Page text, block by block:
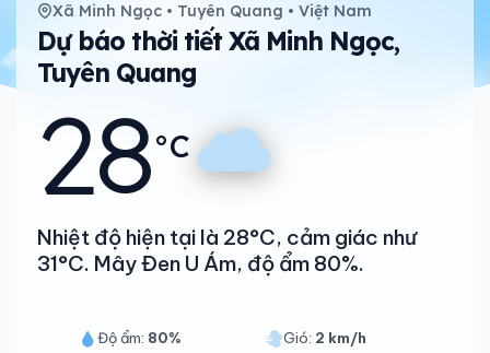
Xã Minh Ngọc • Tuyên Quang • Việt Nam
Dự báo thời tiết Xã Minh Ngọc,
Tuyên Quang
28°C
Nhiệt độ hiện tại là 28°C, cảm giác như
31°C. Mây Đen U Ám, độ ẩm 80%.
Độ ẩm: 80% Gió: 2 km/h